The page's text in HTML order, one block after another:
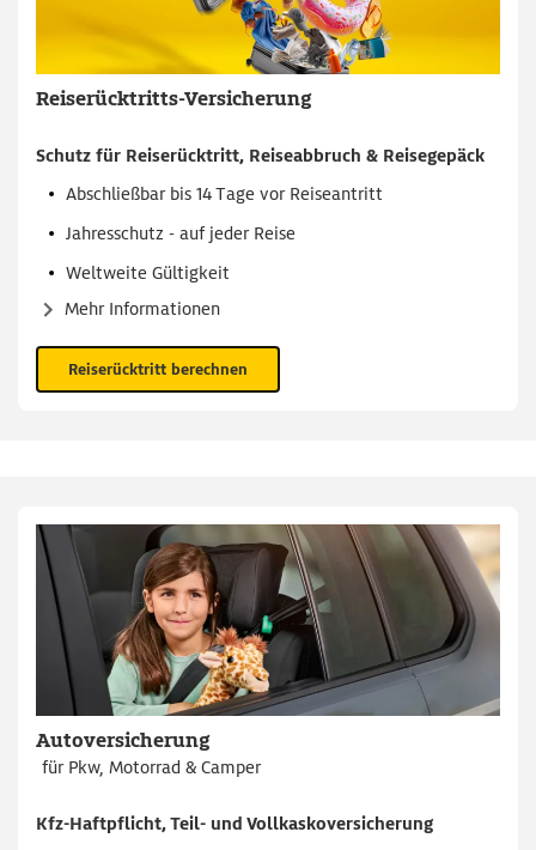
Reiserücktritts-Versicherung
Schutz für Reiserücktritt, Reiseabbruch & Reisegepäck
Abschließbar bis 14 Tage vor Reiseantritt
Jahresschutz - auf jeder Reise
Weltweite Gültigkeit
Mehr Informationen
Reiserücktritt berechnen
Autoversicherung
für Pkw, Motorrad & Camper
Kfz-Haftpflicht, Teil- und Vollkaskoversicherung